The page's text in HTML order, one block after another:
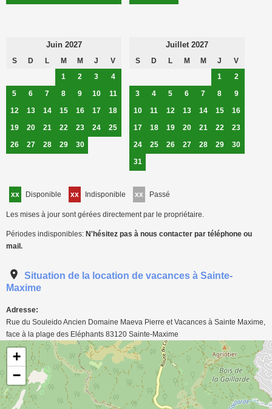
Juin 2027
S D L M M J
V
1
2 3
4
5
6 7 8 9 10
11
12
13 14 15 16 17
18
19
20 21 22 23 24
25
26
27 28 29 30
Juillet 2027
S D L M M J
V
1
2
3
4 5 6 7 8
9
10
11 12 13 14 15
16
17
18 19 20 21 22
23
24
25 26 27 28 29
30
31
xx Disponible xx Indisponible xx Passé
Les mises à jour sont gérées directement par le propriétaire.
Périodes indisponibles: N'hésitez pas à nous contacter par téléphone ou
mail.
Situation de la location de vacances à Sainte-
Maxime
Adresse:
Rue du Souleido Ancien Domaine Maeva Pierre et Vacances à Sainte Maxime,
face à la plage des Eléphants 83120 Sainte-Maxime
Carte de localisation de l'annonce: Appartement 2 à 4 personnes à Sainte-Maxime
200m plage
+
−